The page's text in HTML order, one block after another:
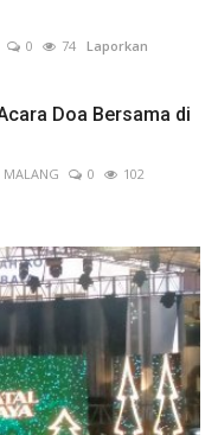
0 74 Laporkan
Doa Bersama di
MALANG 0
102